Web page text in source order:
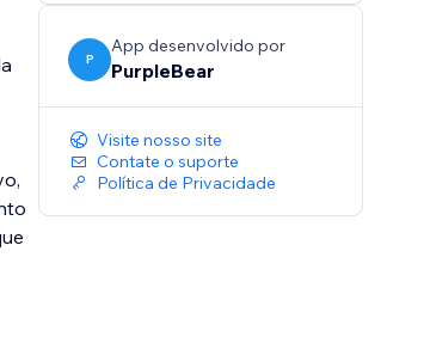
P
App desenvolvido por
PurpleBear
Visite nosso site
Contate o suporte
Política de Privacidade